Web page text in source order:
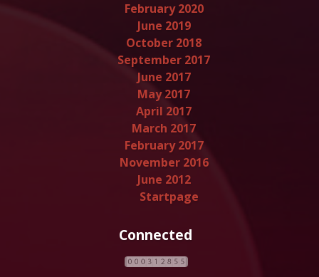
February 2020
June 2019
October 2018
September 2017
June 2017
May 2017
April 2017
March 2017
February 2017
November 2016
June 2012
Startpage
Connected